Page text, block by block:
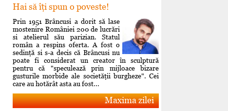
Hai să îţi spun o poveste!
Prin 1951 Brâncusi a dorit să lase
mostenire României 200 de lucrări
si atelierul său parizian. Statul
român a respins oferta. A fost o
sedinţă si s-a decis că Brâncusi nu
poate fi considerat un creator în sculptură
pentru că "speculează prin mijloace bizare
gusturile morbide ale societăţii burgheze". Cei
care au hotărât asta au fost...
Maxima zilei